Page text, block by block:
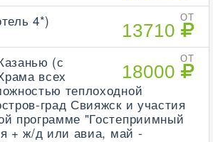
ОТ
13710
4*)
ОТ
18000
(с
всех
теплоходной
град Свияжск и участия
программе "Гостеприимный
+ ж/д или авиа, май -